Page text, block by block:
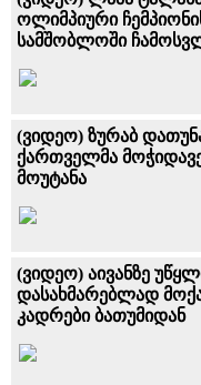
ოლიმპიური
სამშობლოში
(ვიდეო) ზურაბ
ქართველმა
მოუტანა
(ვიდეო) აივანზე
დასახმარებლად
კადრები ბათუმიდან